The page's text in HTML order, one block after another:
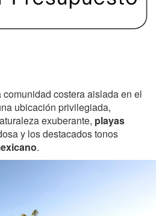
comunidad costera aislada en el
ubicación privilegiada,
exuberante, playas
y los destacados tonos
.